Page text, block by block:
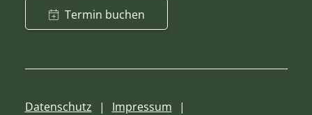
Termin buchen
Datenschutz
Impressum